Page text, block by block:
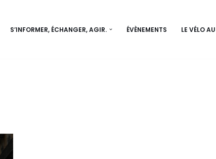
S’INFORMER, ÉCHANGER, AGIR. ÉVÈNEMENTS LE VÉLO